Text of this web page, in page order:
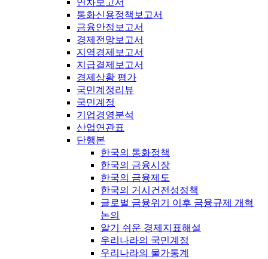
연차보고서
통화신용정책보고서
금융안정보고서
경제전망보고서
지역경제보고서
지급결제보고서
경제상황 평가
국민계정리뷰
국민계정
기업경영분석
산업연관표
단행본
한국의 통화정책
한국의 금융시장
한국의 금융제도
한국의 거시건전성정책
글로벌 금융위기 이후 금융규제 개혁
논의
알기 쉬운 경제지표해설
우리나라의 국민계정
우리나라의 물가통계